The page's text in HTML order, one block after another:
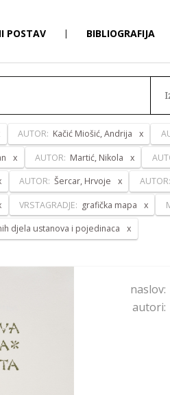
POSTAV | BIBLIOGRAFIJA
AUTOR: Kačić Miošić, Andrija
AUTOR: Martić, Nikola
AUTOR: Šercar, Hrvoje AUTOR:
VRSTAGRADJE: grafička mapa
djela ustanova i pojedinaca
naslov:
autori: